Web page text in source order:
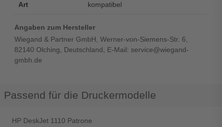
Art kompatibel
Angaben zum Hersteller
Wiegand & Partner GmbH, Werner-von-Siemens-Str. 6,
82140 Olching, Deutschland, E-Mail: service@wiegand-
gmbh.de
Passend für die Druckermodelle
HP DeskJet 1110 Patrone